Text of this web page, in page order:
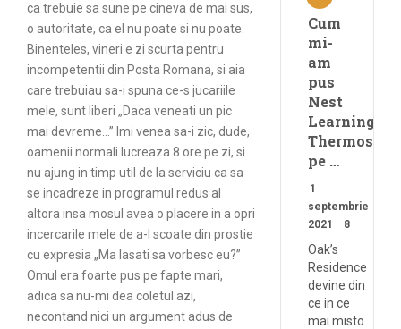
ca trebuie sa sune pe cineva de mai sus,
o autoritate, ca el nu poate si nu poate.
Binenteles, vineri e zi scurta pentru
incompetentii din Posta Romana, si aia
care trebuiau sa-i spuna ce-s jucariile
mele, sunt liberi „Daca veneati un pic
mai devreme…” Imi venea sa-i zic, dude,
oamenii normali lucreaza 8 ore pe zi, si
nu ajung in timp util de la serviciu ca sa
se incadreze in programul redus al
altora insa mosul avea o placere in a opri
incercarile mele de a-l scoate din prostie
cu expresia „Ma lasati sa vorbesc eu?”
Omul era foarte pus pe fapte mari,
adica sa nu-mi dea coletul azi,
necontand nici un argument adus de
Cum
mi-
am
pus
Nest
Learning
Thermostat
pe …
1
septembrie
2021
8
Oak’s
Residence
devine din
ce in ce
mai misto